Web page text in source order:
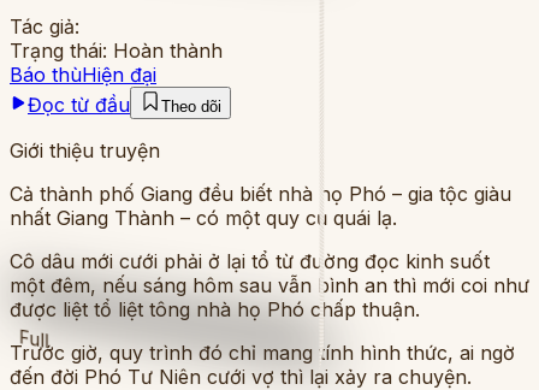
Full
Tác giả:
Trạng thái: Hoàn thành
Báo thùHiện đại
Đọc từ đầu
Theo dõi
Giới thiệu truyện
Cả thành phố Giang đều biết nhà họ Phó – gia tộc giàu
nhất Giang Thành – có một quy củ quái lạ.
Cô dâu mới cưới phải ở lại tổ từ đường đọc kinh suốt
một đêm, nếu sáng hôm sau vẫn bình an thì mới coi như
được liệt tổ liệt tông nhà họ Phó chấp thuận.
Trước giờ, quy trình đó chỉ mang tính hình thức, ai ngờ
đến đời Phó Tư Niên cưới vợ thì lại xảy ra chuyện.